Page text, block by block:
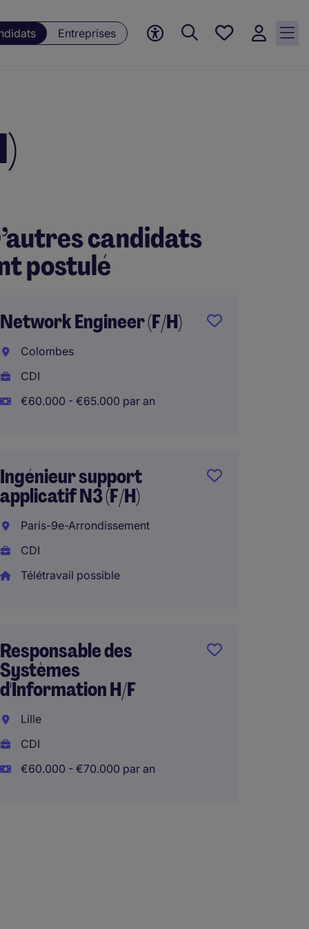
Entreprises
Mes offres, 0
candidats
postulé
Network Engineer (F/H)
Colombes
CDI
€60.000 - €65.000 par an
Ingénieur support
applicatif N3 (F/H)
Paris-9e-Arrondissement
CDI
Télétravail possible
Responsable des
Systèmes
d'Information H/F
Lille
CDI
€60.000 - €70.000 par an